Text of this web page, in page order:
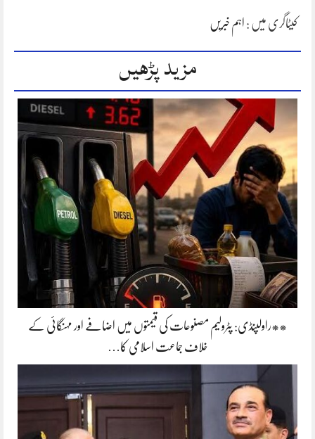
کیٹاگری میں : اہم خبریں
مزید پڑھیں
**راولپنڈی: پٹرولیم مصنوعات کی قیمتوں میں اضافے اور مہنگائی کے
خلاف جماعت اسلامی کا…